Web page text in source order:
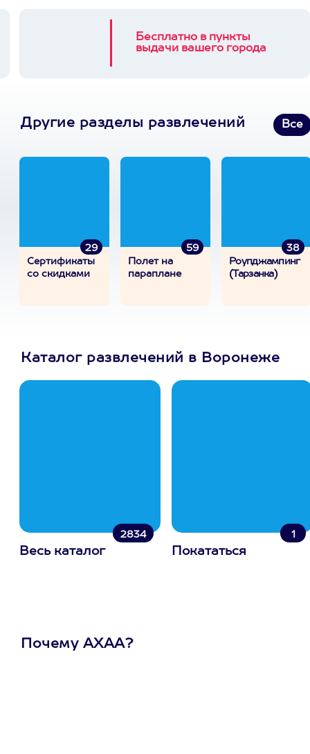
Бесплатно в пункты
выдачи вашего города
Другие разделы развлечений Все
29
Сертификаты
со скидками
59
Полет на
параплане
38
Роупджампинг
(Тарзанка)
Каталог развлечений в Воронеже
2834
Весь каталог
1
Покататься
Почему АХАА?